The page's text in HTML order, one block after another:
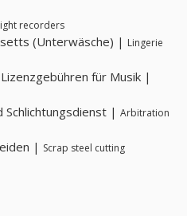
recorders
(Unterwäsche) | Lingerie
für Musik |
| Arbitration
| Scrap steel cutting